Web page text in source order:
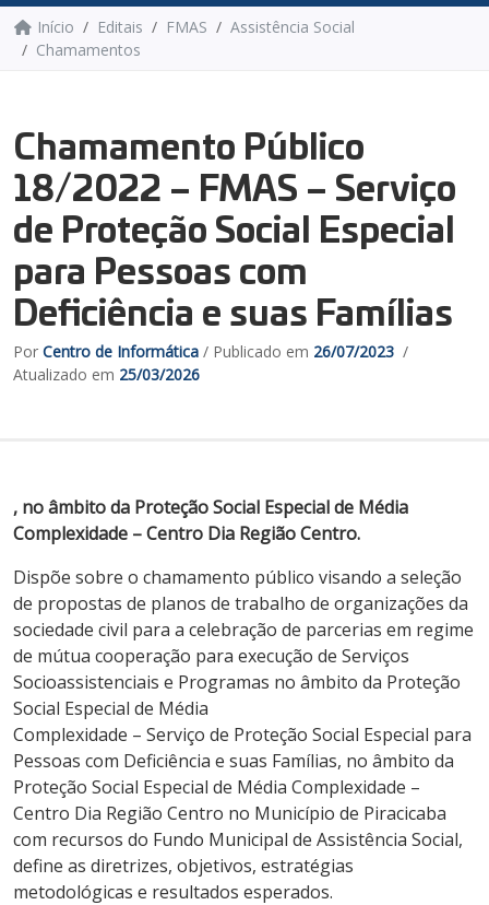
Início Editais FMAS
Assistência Social
Chamamentos
Chamamento Público
18/2022 – FMAS – Serviço
de Proteção Social Especial
para Pessoas com
Deficiência e suas Famílias
Por Centro de Informática / Publicado em 26/07/2023 /
Atualizado em 25/03/2026
, no âmbito da Proteção Social Especial de Média
Complexidade – Centro Dia Região Centro.
Dispõe sobre o chamamento público visando a seleção
de propostas de planos de trabalho de organizações da
sociedade civil para a celebração de parcerias em regime
de mútua cooperação para execução de Serviços
Socioassistenciais e Programas no âmbito da Proteção
Social Especial de Média
Complexidade – Serviço de Proteção Social Especial para
Pessoas com Deficiência e suas Famílias, no âmbito da
Proteção Social Especial de Média Complexidade –
Centro Dia Região Centro no Município de Piracicaba
com recursos do Fundo Municipal de Assistência Social,
define as diretrizes, objetivos, estratégias
metodológicas e resultados esperados.